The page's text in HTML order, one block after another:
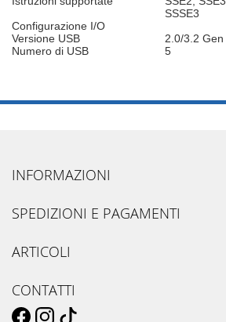
SSSE3
Configurazione I/O
Versione USB
2.0/3.2
Numero di USB
5
INFORMAZIONI
SPEDIZIONI E PAGAMENTI
ARTICOLI
CONTATTI